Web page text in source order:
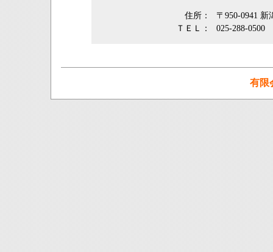
住所：
〒950-0941
ＴＥＬ：
025-288-0500
有限